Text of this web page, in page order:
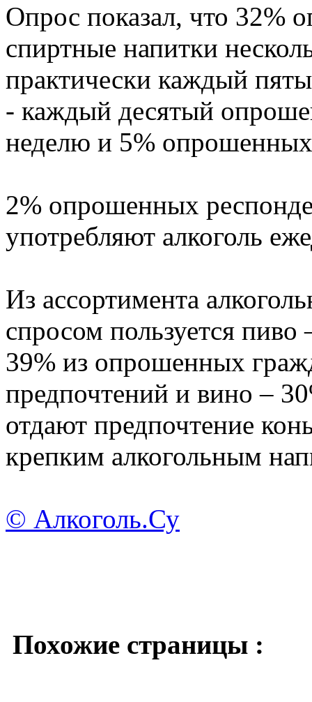
Опрос показал, что 32%
спиртные напитки
практически каждый
- каждый десятый
неделю и 5%
2% опрошенных
употребляют алкоголь
Из ассортимента
спросом пользуется
39% из опрошенных
предпочтений и вино –
отдают предпочтение
крепким алкогольным
© Алкоголь.Су
Похожие страницы :